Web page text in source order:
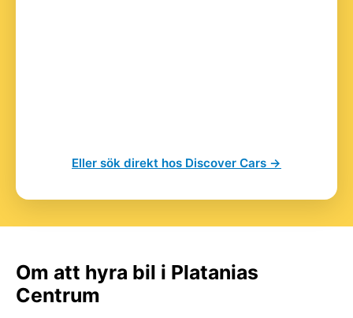
Eller sök direkt hos Discover Cars →
Om att hyra bil i Platanias
Centrum